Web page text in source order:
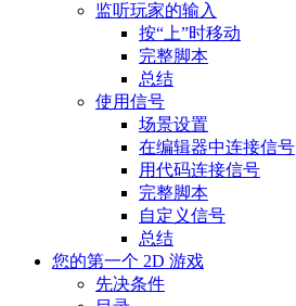
监听玩家的输入
按“上”时移动
完整脚本
总结
使用信号
场景设置
在编辑器中连接信号
用代码连接信号
完整脚本
自定义信号
总结
您的第一个 2D 游戏
先决条件